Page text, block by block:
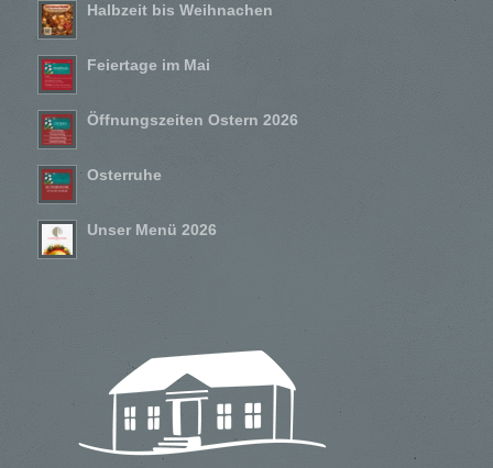
Halbzeit bis Weihnachen
Feiertage im Mai
Öffnungszeiten Ostern 2026
Osterruhe
Unser Menü 2026